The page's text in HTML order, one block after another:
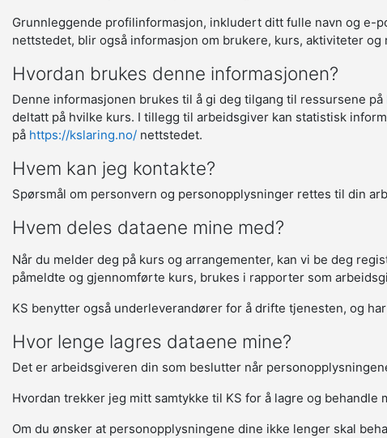
Grunnleggende profilinformasjon, inkludert ditt fulle navn og e-
nettstedet, blir også informasjon om brukere, kurs, aktiviteter
Hvordan brukes denne informasjonen?
Denne informasjonen brukes til å gi deg tilgang til ressursene på
deltatt på hvilke kurs. I tillegg til arbeidsgiver kan statistisk
på https://kslaring.no/ nettstedet.
Hvem kan jeg kontakte?
Spørsmål om personvern og personopplysninger rettes til din
Hvem deles dataene mine med?
Når du melder deg på kurs og arrangementer, kan vi be deg
påmeldte og gjennomførte kurs, brukes i rapporter som
KS benytter også underleverandører for å drifte tjenesten, og
Hvor lenge lagres dataene mine?
Det er arbeidsgiveren din som beslutter når
Hvordan trekker jeg mitt samtykke til KS for å lagre og behandle
Om du ønsker at personopplysningene dine ikke lenger skal